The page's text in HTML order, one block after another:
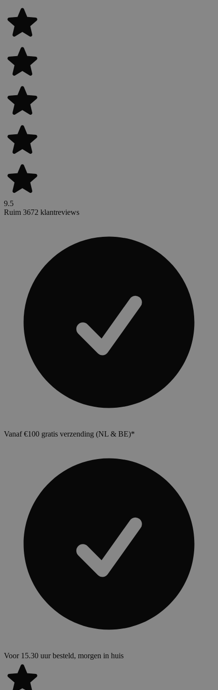
9.5
Ruim 3672 klantreviews
Vanaf €100 gratis verzending (NL & BE)*
Voor 15.30 uur besteld, morgen in huis